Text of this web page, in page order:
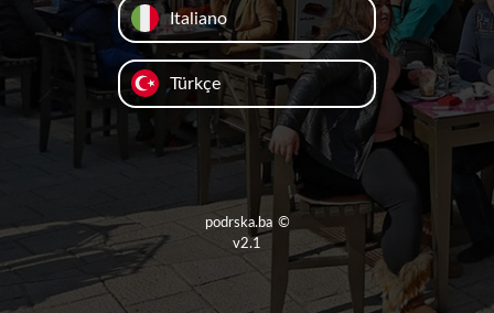
Italiano
Türkçe
podrska.ba ©
v2.1